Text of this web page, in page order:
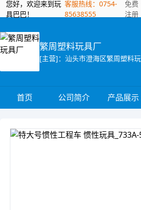
您好，欢迎来到玩
具巴巴！
客服热线：0754-
85638555
免费
注册
繁周塑料玩具厂
首页 公司简介 产品展示